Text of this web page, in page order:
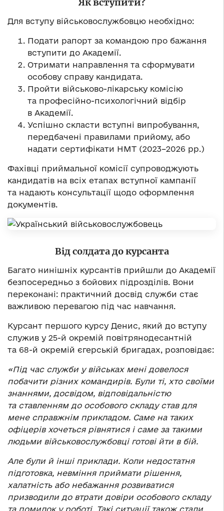
Для вступу військовослужбовцю необхідно:
Подати рапорт за командою про бажання
вступити до Академії.
Отримати направлення та сформувати
особову справу кандидата.
Пройти військово-лікарську комісію
та професійно-психологічний відбір
в Академії.
Успішно скласти вступні випробування,
передбачені правилами прийому, або
надати сертифікати НМТ (2023–2026 рр.)
Фахівці приймальної комісії супроводжують
кандидатів на всіх етапах вступної кампанії
та надають консультації щодо оформлення
документів.
Від солдата до курсанта
Багато нинішніх курсантів прийшли до Академії
безпосередньо з бойових підрозділів. Вони
переконані: практичний досвід служби стає
важливою перевагою під час навчання.
Курсант першого курсу Денис, який до вступу
служив у 25-й окремій повітрянодесантній
та 68-й окремій єгерській бригадах, розповідає:
«Під час служби у військах мені довелося
побачити різних командирів. Були ті, хто своїми
знаннями, досвідом, відповідальністю
та ставленням до особового складу став для
мене справжнім прикладом. Саме на таких
офіцерів хочеться рівнятися і саме за такими
людьми військовослужбовці готові йти в бій.
Але були й інші приклади. Коли недостатня
підготовка, невміння приймати рішення,
халатність або небажання розвиватися
призводили до втрати довіри особового складу
та помилок у роботі. Такі ситуації також стали